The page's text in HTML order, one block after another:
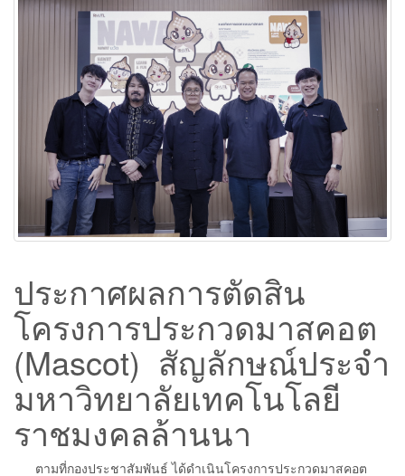
ประกาศผลการตัดสิน
โครงการประกวดมาสคอต
(Mascot) สัญลักษณ์ประจำ
มหาวิทยาลัยเทคโนโลยี
ราชมงคลล้านนา
ตามที่กองประชาสัมพันธ์ ได้ดำเนินโครงการประกวดมาสคอต